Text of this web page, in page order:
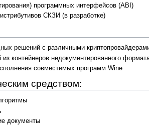
программных интерфейсов (ABI)
СКЗИ (в разработке)
решений с различными
контейнеров недокументированного
совместимых программ Wine
средством:
документы